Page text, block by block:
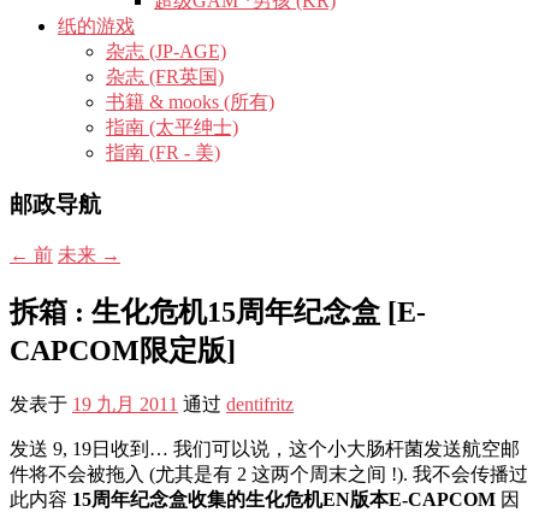
纸的游戏
杂志 (JP-AGE)
杂志 (FR英国)
书籍 & mooks (所有)
指南 (太平绅士)
指南 (FR - 美)
邮政导航
← 前 未来 →
拆箱 : 生化危机15周年纪念盒 [E-
CAPCOM限定版]
发表于 19 九月 2011 通过 dentifritz
发送 9, 19日收到… 我们可以说，这个小大肠杆菌发送航空邮
件将不会被拖入 (尤其是有 2 这两个周末之间 !). 我不会传播过
此内容 15周年纪念盒收集的生化危机EN版本E-CAPCOM 因